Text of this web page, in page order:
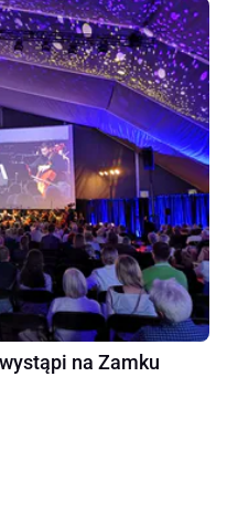
na Zamku